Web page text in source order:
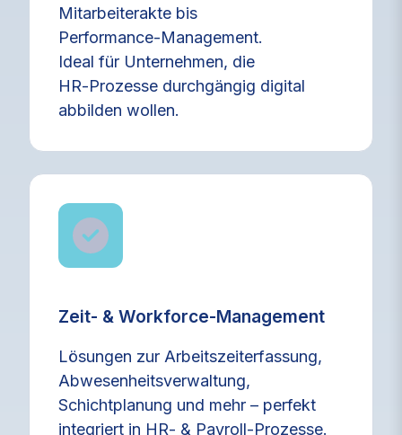
Mitarbeiterakte bis
Performance‑Management.
Ideal für Unternehmen, die
HR‑Prozesse durchgängig digital
abbilden wollen.
Zeit‑ & Workforce‑Management
Lösungen zur Arbeitszeiterfassung,
Abwesenheitsverwaltung,
Schichtplanung und mehr – perfekt
integriert in HR‑ & Payroll‑Prozesse.